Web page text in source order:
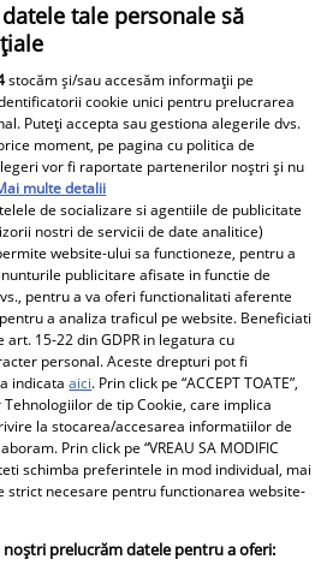
ținută rafinată la
Republicii
a Primei
tale personale să
stocăm și/sau accesăm informații pe
cookie unici pentru prelucrarea
Puteți accepta sau gestiona alegerile dvs.
moment, pe pagina cu politica de
vor fi raportate partenerilor noștri și nu
multe detalii
de socializare si agentiile de publicitate
nostri de servicii de date analitice)
website-ului sa functioneze, pentru a
publicitare afisate in functie de
pentru a va oferi functionalitati aferente
a analiza traficul pe website. Beneficiati
15-22 din GDPR in legatura cu
personal. Aceste drepturi pot fi
indicataaici. Prin click pe “ACCEPT TOATE”,
de tip Cookie, care implica
la stocarea/accesarea informatiilor de
Prin click pe “VREAU SA MODIFIC
schimba preferintele in mod individual, mai
strict necesare pentru functionarea website-
prelucrăm datele pentru a oferi: